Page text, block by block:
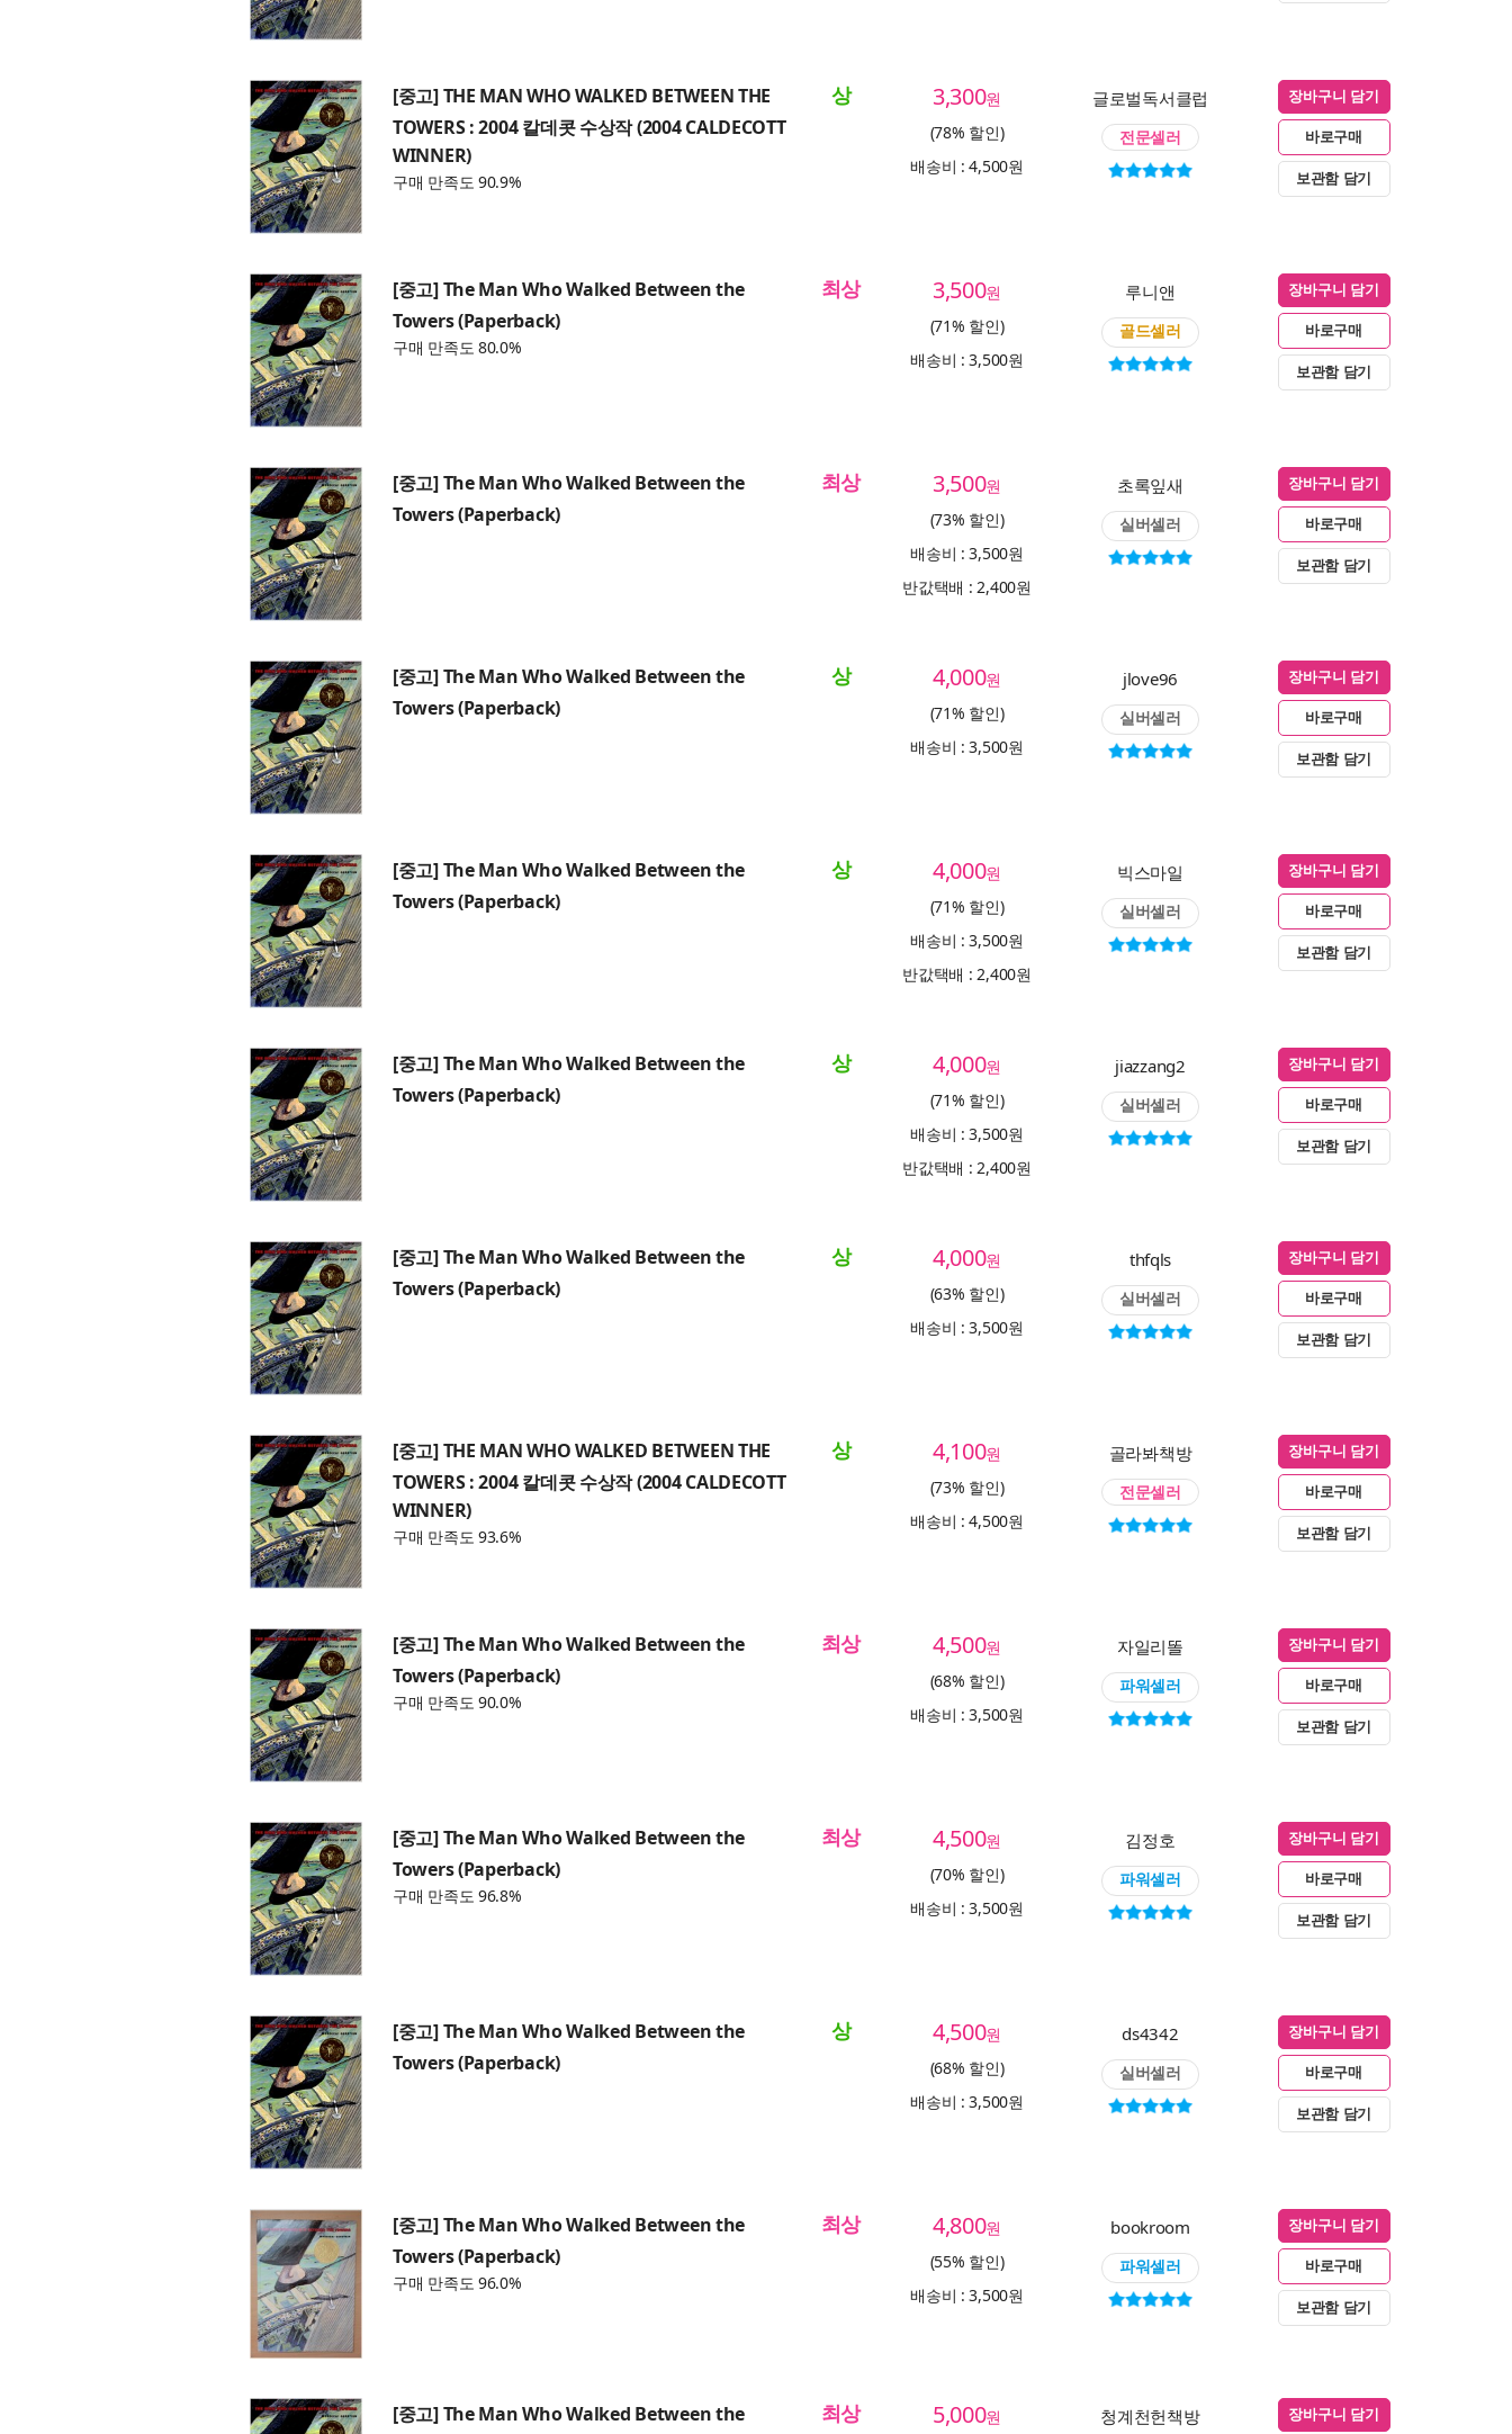
[중고] THE MAN WHO WALKED BETWEEN THE
TOWERS : 2004 칼데콧 수상작 (2004 CALDECOTT
WINNER)
구매 만족도 90.9%
상 3,300원
(78% 할인)
배송비 : 4,500원
글로벌독서클럽
전문셀러
장바구니 담기
바로구매
보관함 담기
[중고] The Man Who Walked Between the
Towers (Paperback)
구매 만족도 80.0%
최상 3,500원
(71% 할인)
배송비 : 3,500원
루니앤
골드셀러
장바구니 담기
바로구매
보관함 담기
[중고] The Man Who Walked Between the
Towers (Paperback)
최상 3,500원
(73% 할인)
배송비 : 3,500원
반값택배 : 2,400원
초록잎새
실버셀러
장바구니 담기
바로구매
보관함 담기
[중고] The Man Who Walked Between the
Towers (Paperback)
상 4,000원
(71% 할인)
배송비 : 3,500원
jlove96
실버셀러
장바구니 담기
바로구매
보관함 담기
[중고] The Man Who Walked Between the
Towers (Paperback)
상 4,000원
(71% 할인)
배송비 : 3,500원
반값택배 : 2,400원
빅스마일
실버셀러
장바구니 담기
바로구매
보관함 담기
[중고] The Man Who Walked Between the
Towers (Paperback)
상 4,000원
(71% 할인)
배송비 : 3,500원
반값택배 : 2,400원
jiazzang2
실버셀러
장바구니 담기
바로구매
보관함 담기
[중고] The Man Who Walked Between the
Towers (Paperback)
상 4,000원
(63% 할인)
배송비 : 3,500원
thfqls
실버셀러
장바구니 담기
바로구매
보관함 담기
[중고] THE MAN WHO WALKED BETWEEN THE
TOWERS : 2004 칼데콧 수상작 (2004 CALDECOTT
WINNER)
구매 만족도 93.6%
상 4,100원
(73% 할인)
배송비 : 4,500원
골라봐책방
전문셀러
장바구니 담기
바로구매
보관함 담기
[중고] The Man Who Walked Between the
Towers (Paperback)
구매 만족도 90.0%
최상 4,500원
(68% 할인)
배송비 : 3,500원
자일리똘
파워셀러
장바구니 담기
바로구매
보관함 담기
[중고] The Man Who Walked Between the
Towers (Paperback)
구매 만족도 96.8%
최상 4,500원
(70% 할인)
배송비 : 3,500원
김정호
파워셀러
장바구니 담기
바로구매
보관함 담기
[중고] The Man Who Walked Between the
Towers (Paperback)
상 4,500원
(68% 할인)
배송비 : 3,500원
ds4342
실버셀러
장바구니 담기
바로구매
보관함 담기
[중고] The Man Who Walked Between the
Towers (Paperback)
구매 만족도 96.0%
최상 4,800원
(55% 할인)
배송비 : 3,500원
bookroom
파워셀러
장바구니 담기
바로구매
보관함 담기
[중고] The Man Who Walked Between the 최상 5,000원 청계천헌책방 장바구니 담기